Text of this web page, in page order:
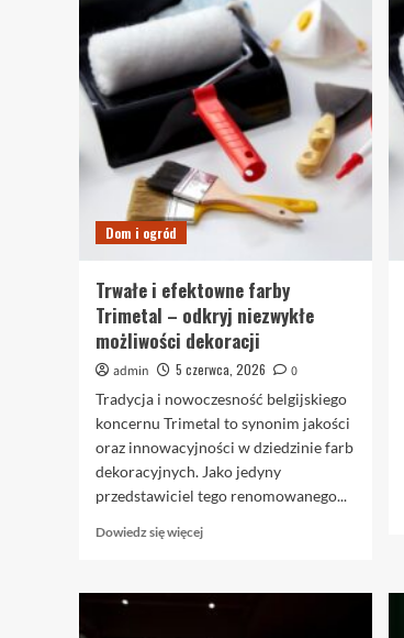
Dom i ogród
Trwałe i efektowne farby
Trimetal – odkryj niezwykłe
możliwości dekoracji
admin 5 czerwca, 2026
0
Tradycja i nowoczesność belgijskiego
koncernu Trimetal to synonim jakości
oraz innowacyjności w dziedzinie farb
dekoracyjnych. Jako jedyny
przedstawiciel tego renomowanego...
Dowiedz się więcejDowiedz
o
Trwałe